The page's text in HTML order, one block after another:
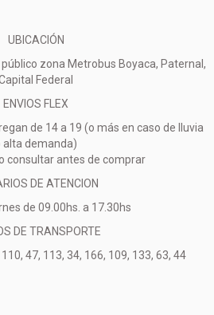
UBICACIÓN
zona Metrobus Boyaca, Paternal,
Federal
ENVIOS FLEX
de 14 a 19 (o más en caso de lluvia
alta demanda)
consultar antes de comprar
DE ATENCION
de 09.00hs. a 17.30hs
DE TRANSPORTE
47, 113, 34, 166, 109, 133, 63, 44